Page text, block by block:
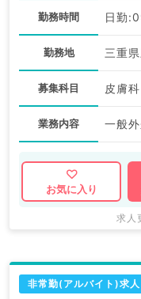
勤務時間 日勤
勤務地 三重
募集科目 皮膚
業務内容 一般
お気に入り
求人
非常勤(アルバイト)求人